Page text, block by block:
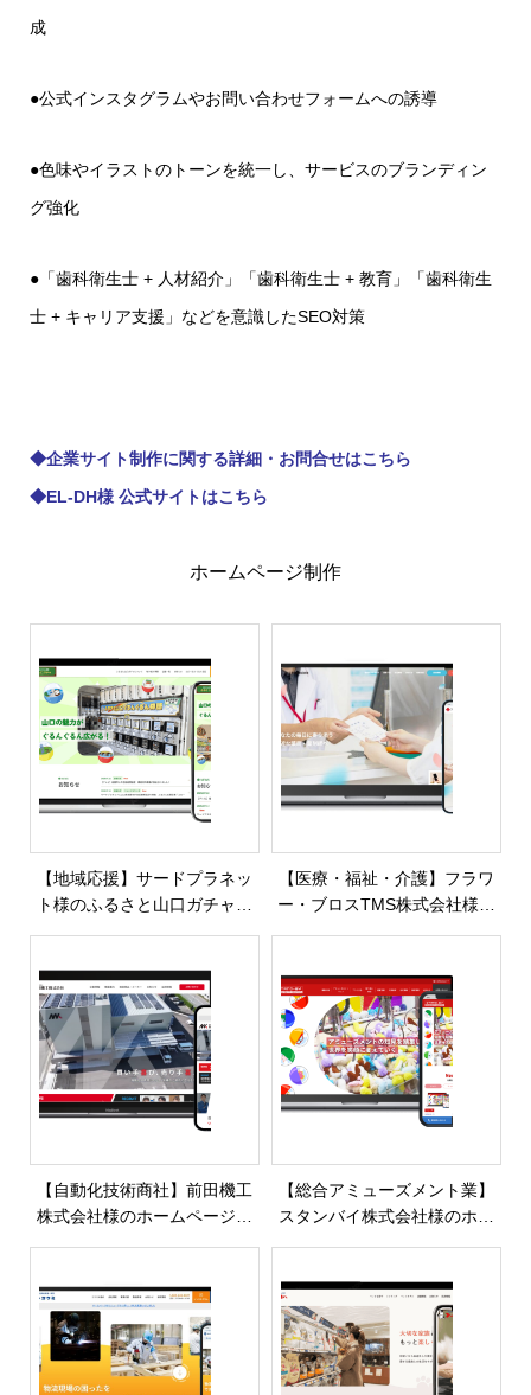
成
●公式インスタグラムやお問い合わせフォームへの誘導
●色味やイラストのトーンを統一し、サービスのブランディン
グ強化
●「歯科衛生士 + 人材紹介」「歯科衛生士 + 教育」「歯科衛生
士 + キャリア支援」などを意識したSEO対策
◆企業サイト制作に関する詳細・お問合せはこちら
◆EL-DH様 公式サイトはこちら
ホームページ制作
【地域応援】サードプラネッ
ト様のふるさと山口ガチャサ
【医療・福祉・介護】フラワ
ー・ブロスTMS株式会社様の
【自動化技術商社】前田機工
株式会社様のホームページを
【総合アミューズメント業】
スタンバイ株式会社様のホー